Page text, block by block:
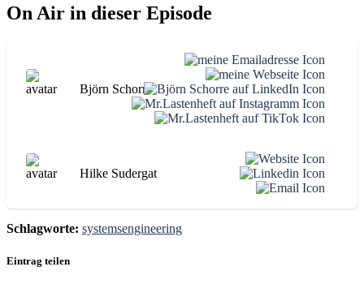
On Air in dieser Episode
Björn Schorre
Hilke Sudergat
Schlagworte: systemsengineering
Eintrag teilen